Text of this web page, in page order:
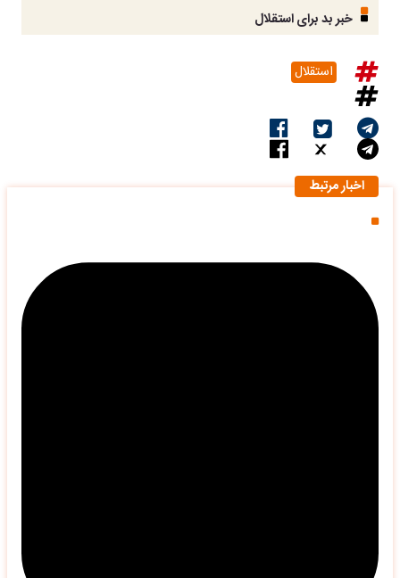
خبر بد برای استقلال
استقلال
اخبار مرتبط